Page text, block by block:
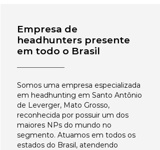
Empresa de
headhunters presente
em todo o Brasil
Somos uma empresa especializada
em headhunting em Santo Antônio
de Leverger, Mato Grosso,
reconhecida por possuir um dos
maiores NPs do mundo no
segmento. Atuamos em todos os
estados do Brasil, atendendo